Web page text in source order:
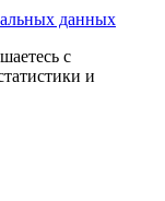
данных
с
и